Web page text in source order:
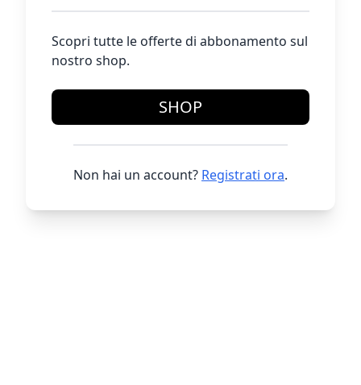
Scopri tutte le offerte di abbonamento sul
nostro shop.
SHOP
Non hai un account? Registrati ora.